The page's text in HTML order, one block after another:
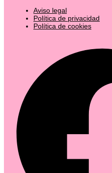
Aviso legal
Política de privacidad
Política de cookies